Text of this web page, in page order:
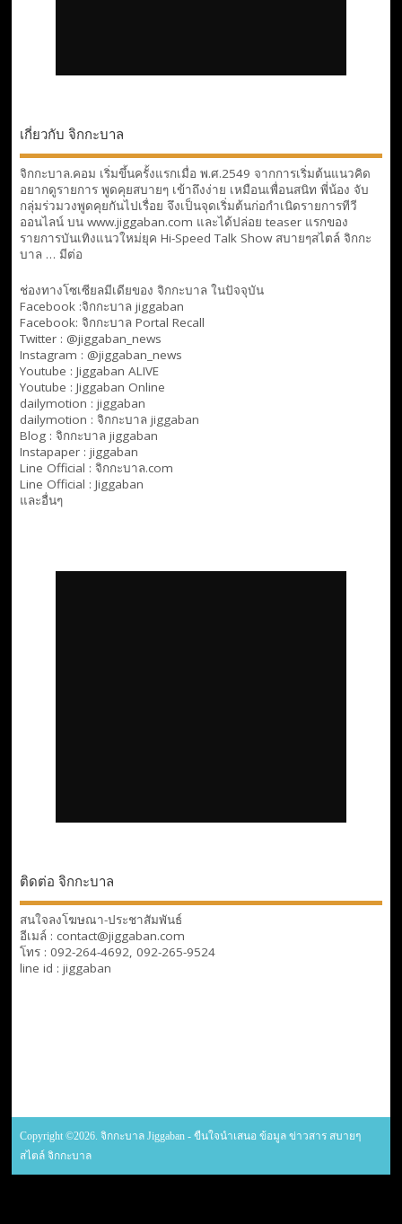
เกี่ยวกับ จิกกะบาล
จิกกะบาล.คอม เริ่มขึ้นครั้งแรกเมื่อ พ.ศ.2549 จากการเริ่มต้นแนวคิด
อยากดูรายการ พูดคุยสบายๆ เข้าถึงง่าย เหมือนเพื่อนสนิท พี่น้อง จับ
กลุ่มร่วมวงพูดคุยกันไปเรื่อย จึงเป็นจุดเริ่มต้นก่อกำเนิดรายการทีวี
ออนไลน์ บน www.jiggaban.com และได้ปล่อย teaser แรกของ
รายการบันเทิงแนวใหม่ยุค Hi-Speed Talk Show สบายๆสไตล์ จิกกะ
บาล … มีต่อ
ช่องทางโซเซียลมีเดียของ จิกกะบาล ในปัจจุบัน
Facebook :จิกกะบาล jiggaban
Facebook: จิกกะบาล Portal Recall
Twitter : @jiggaban_news
Instagram : @jiggaban_news
Youtube : Jiggaban ALIVE
Youtube : Jiggaban Online
dailymotion : jiggaban
dailymotion : จิกกะบาล jiggaban
Blog : จิกกะบาล jiggaban
Instapaper : jiggaban
Line Official : จิกกะบาล.com
Line Official : Jiggaban
และอื่นๆ
ติดต่อ จิกกะบาล
สนใจลงโฆษณา-ประชาสัมพันธ์
อีเมล์ : contact@jiggaban.com
โทร : 092-264-4692, 092-265-9524
line id : jiggaban
Copyright ©2026. จิกกะบาล Jiggaban - ขืนใจนำเสนอ ข้อมูล ข่าวสาร สบายๆ
สไตล์ จิกกะบาล